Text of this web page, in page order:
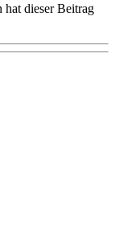
hat dieser Beitrag